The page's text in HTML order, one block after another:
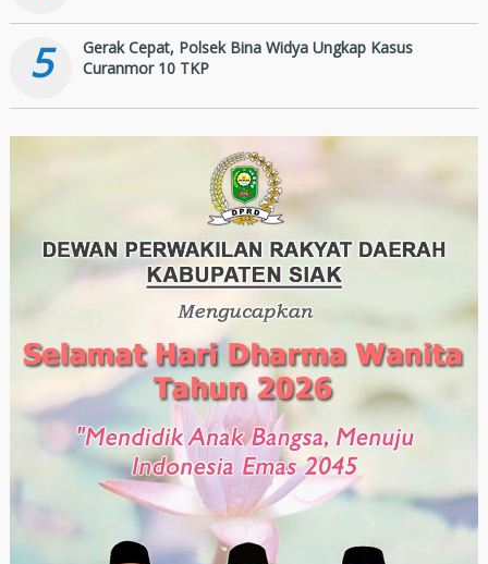
5
Gerak Cepat, Polsek Bina Widya Ungkap Kasus
Curanmor 10 TKP